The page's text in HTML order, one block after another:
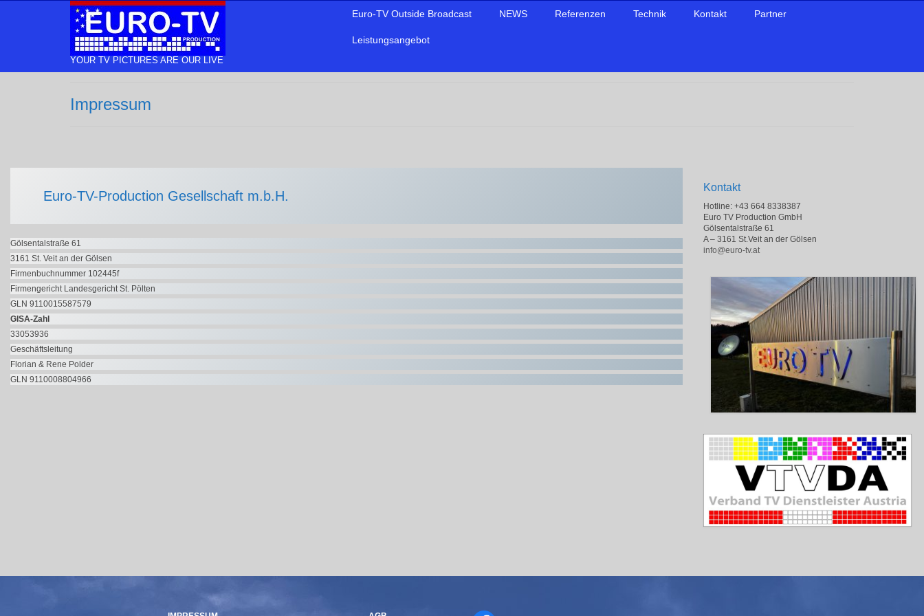
YOUR TV PICTURES ARE OUR LIVE
Euro-TV Outside Broadcast NEWS Referenzen Technik Kontakt Partner
Leistungsangebot
Impressum
Euro-TV-Production Gesellschaft m.b.H.
Gölsentalstraße 61
3161 St. Veit an der Gölsen
Firmenbuchnummer 102445f
Firmengericht Landesgericht St. Pölten
GLN 9110015587579
GISA-Zahl
33053936
Geschäftsleitung
Florian & Rene Polder
GLN 9110008804966
Kontakt
Hotline: +43 664 8338387
Euro TV Production GmbH
Gölsentalstraße 61
A – 3161 St.Veit an der Gölsen
info@euro-tv.at